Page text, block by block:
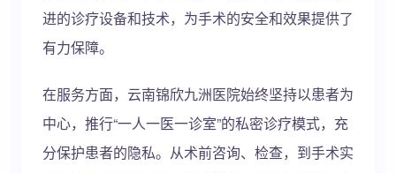
进的诊疗设备和技术，为手术的安全和效果提供了
有力保障。
在服务方面，云南锦欣九洲医院始终坚持以患者为
中心，推行“一人一医一诊室”的私密诊疗模式，充
分保护患者的隐私。从术前咨询、检查，到手术实